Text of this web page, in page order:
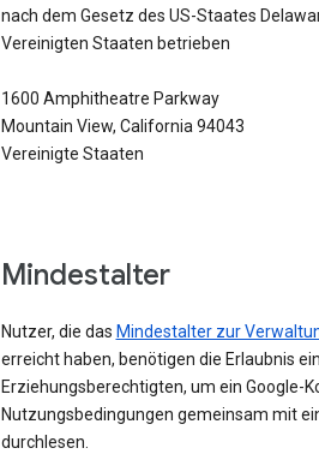
nach dem Gesetz des US-Staates
Vereinigten Staaten betrieben
1600 Amphitheatre Parkway
Mountain View, California 94043
Vereinigte Staaten
Mindestalter
Nutzer, die das Mindestalter zur
erreicht haben, benötigen die Erlaubnis
Erziehungsberechtigten, um ein Google-
Nutzungsbedingungen gemeinsam mit
durchlesen.